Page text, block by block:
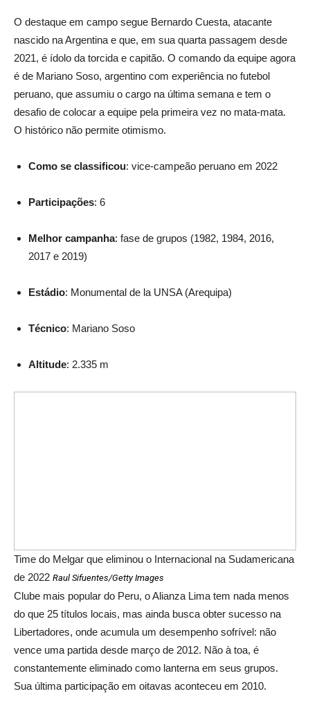
O destaque em campo segue Bernardo Cuesta, atacante
nascido na Argentina e que, em sua quarta passagem desde
2021, é ídolo da torcida e capitão. O comando da equipe agora
é de Mariano Soso, argentino com experiência no futebol
peruano, que assumiu o cargo na última semana e tem o
desafio de colocar a equipe pela primeira vez no mata-mata.
O histórico não permite otimismo.
Como se classificou: vice-campeão peruano em 2022
Participações: 6
Melhor campanha: fase de grupos (1982, 1984, 2016,
2017 e 2019)
Estádio: Monumental de la UNSA (Arequipa)
Técnico: Mariano Soso
Altitude: 2.335 m
Time do Melgar que eliminou o Internacional na Sudamericana
de 2022 Raul Sifuentes/Getty Images
Clube mais popular do Peru, o Alianza Lima tem nada menos
do que 25 títulos locais, mas ainda busca obter sucesso na
Libertadores, onde acumula um desempenho sofrível: não
vence uma partida desde março de 2012. Não à toa, é
constantemente eliminado como lanterna em seus grupos.
Sua última participação em oitavas aconteceu em 2010.